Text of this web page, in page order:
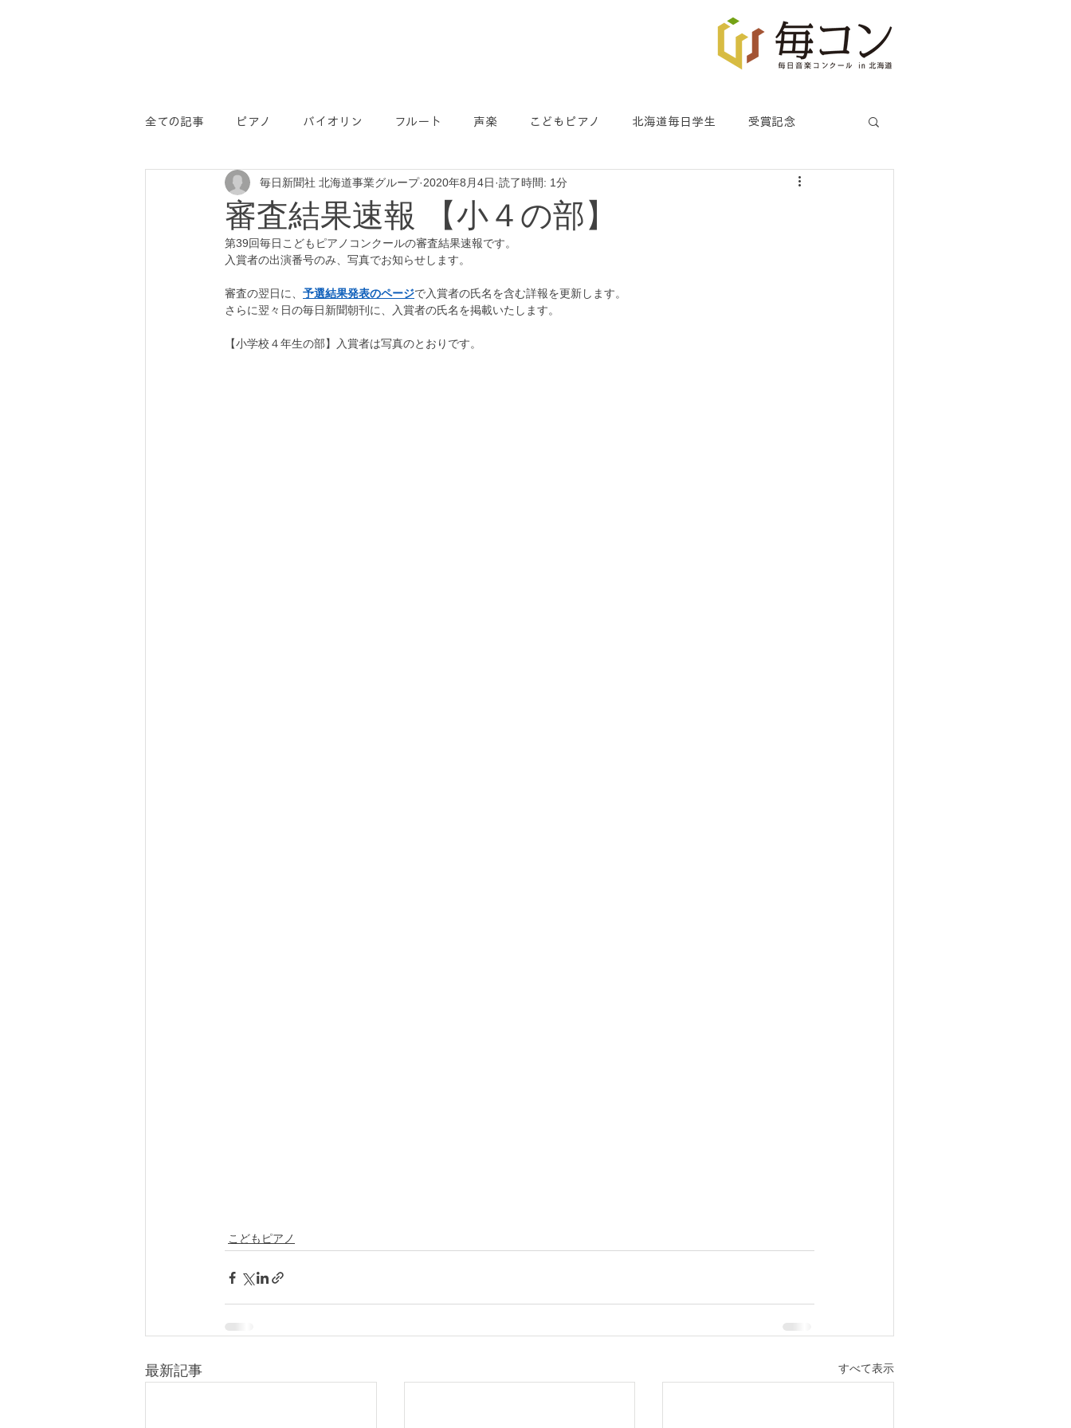
全ての記事 ピアノ バイオリン フルート 声楽 こどもピアノ 北海道毎日学生 受賞記念
PR
審査結果速報 【小４の部】
毎日新聞社 北海道事業グループ 2020年8月4日 読了時間: 1分
第39回毎日こどもピアノコンクールの審査結果速報です。
入賞者の出演番号のみ、写真でお知らせします。
審査の翌日に、 予選結果発表のページで入賞者の氏名を含む詳報を更新します。
さらに翌々日の毎日新聞朝刊に、入賞者の氏名を掲載いたします。
【小学校４年生の部】入賞者は写真のとおりです。
こどもピアノ
最新記事 すべて表示